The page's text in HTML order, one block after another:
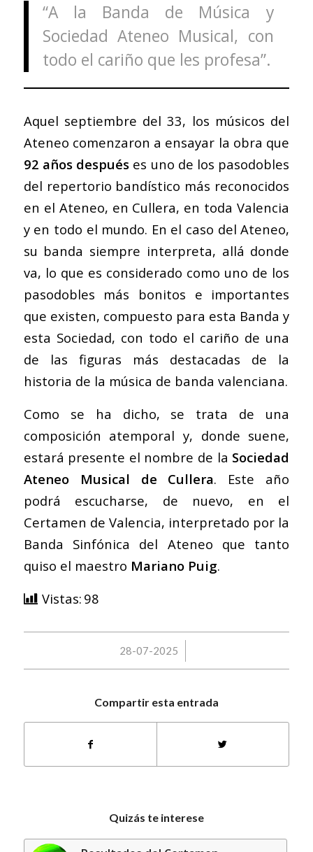
“A la Banda de Música y
Sociedad Ateneo Musical, con
todo el cariño que les profesa”.
Aquel septiembre del 33, los músicos del
Ateneo comenzaron a ensayar la obra que
92 años después es uno de los pasodobles
del repertorio bandístico más reconocidos
en el Ateneo, en Cullera, en toda Valencia
y en todo el mundo. En el caso del Ateneo,
su banda siempre interpreta, allá donde
va, lo que es considerado como uno de los
pasodobles más bonitos e importantes
que existen, compuesto para esta Banda y
esta Sociedad, con todo el cariño de una
de las figuras más destacadas de la
historia de la música de banda valenciana.
Como se ha dicho, se trata de una
composición atemporal y, donde suene,
estará presente el nombre de la Sociedad
Ateneo Musical de Cullera. Este año
podrá escucharse, de nuevo, en el
Certamen de Valencia, interpretado por la
Banda Sinfónica del Ateneo que tanto
quiso el maestro Mariano Puig.
Vistas: 98
28-07-2025
/
Compartir esta entrada
Quizás te interese